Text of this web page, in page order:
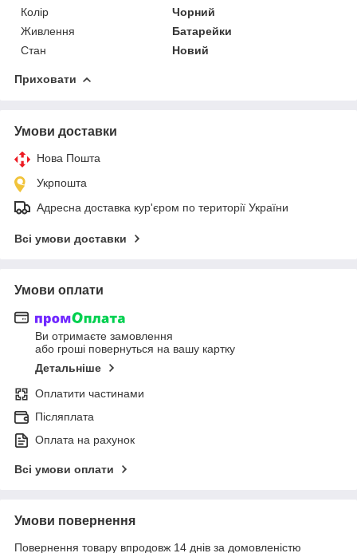
Колір
Чорний
Живлення
Батарейки
Стан
Новий
Приховати
Умови доставки
Нова Пошта
Укрпошта
Адресна доставка кур'єром по території України
Всі умови доставки
Умови оплати
Ви отримаєте замовлення
або гроші повернуться на вашу картку
Детальніше
Оплатити частинами
Післяплата
Оплата на рахунок
Всі умови оплати
Умови повернення
Повернення товару впродовж 14 днів за домовленістю